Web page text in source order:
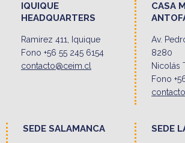
IQUIQUE
HEADQUARTERS
Ramirez 411, Iquique
Fono +56 55 245 6154
contacto@ceim.cl
CASA
Av.
8280
Nicolás
Fono
SEDE SALAMANCA SEDE